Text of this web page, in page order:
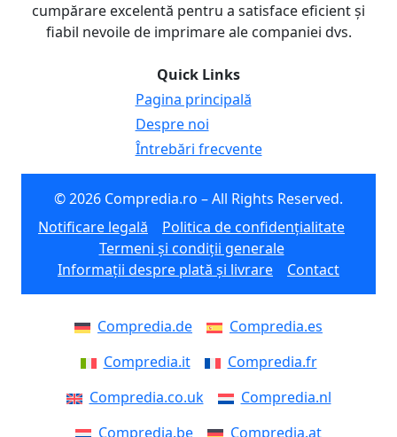
cumpărare excelentă pentru a satisface eficient și
fiabil nevoile de imprimare ale companiei dvs.
Quick Links
Pagina principală
Despre noi
Întrebări frecvente
© 2026 Compredia.ro – All Rights Reserved.
Notificare legală
Politica de confidențialitate
Termeni și condiții generale
Informații despre plată și livrare
Contact
Compredia.de
Compredia.es
Compredia.it
Compredia.fr
Compredia.co.uk
Compredia.nl
Compredia.be
Compredia.at